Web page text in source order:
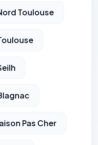
Toulouse
Pas Cher